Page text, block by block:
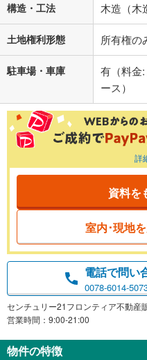
構造・工法 木造（木
土地権利形態 所有権の
駐車場・車庫
有（料金
ース）
詳
資料を
室内･現地
電話で問い
0078-6014-
センチュリー21フロンティア不動
営業時間：9:00-21:00
物件の特徴